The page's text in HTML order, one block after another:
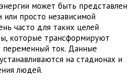
может быть представлен
или просто независимой
часто для таких целей
которые трансформируют
переменный ток. Данные
на стадионах и
людей.